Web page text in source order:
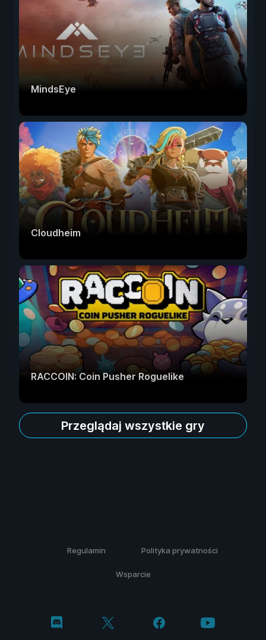
MindsEye
Cloudheim
RACCOIN: Coin Pusher Roguelike
Przeglądaj wszystkie gry
Regulamin Polityka prywatności
Wsparcie